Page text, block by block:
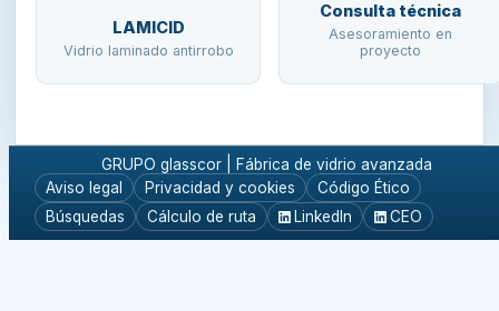
LAMICID
Vidrio laminado antirrobo
Consulta técnica
Asesoramiento en
proyecto
GRUPO glasscor | Fábrica de vidrio avanzada
Aviso legal
Privacidad y cookies
Código Ético
Búsquedas
Cálculo de ruta LinkedIn CEO